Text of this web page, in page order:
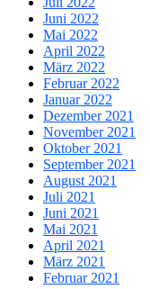
Juni 2022
Mai 2022
April 2022
März 2022
Februar 2022
Januar 2022
Dezember 2021
November 2021
Oktober 2021
September 2021
August 2021
Juli 2021
Juni 2021
Mai 2021
April 2021
März 2021
Februar 2021